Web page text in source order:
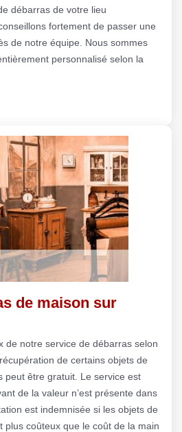
débarras de votre lieu
fortement de passer une
de notre équipe. Nous sommes
personnalisé selon la
de maison sur
de notre service de débarras selon
de certains objets de
peut être gratuit. Le service est
de la valeur n’est présente dans
est indemnisée si les objets de
plus coûteux que le coût de la main